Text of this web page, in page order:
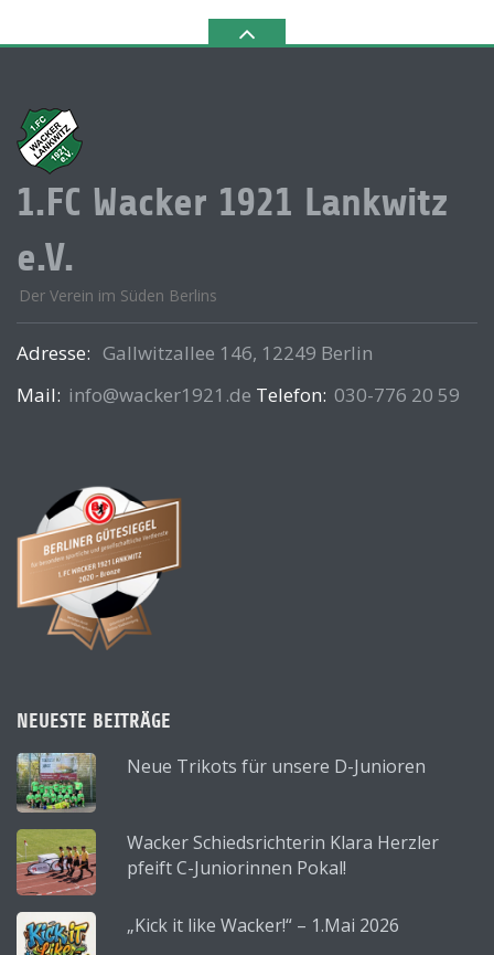
1.FC Wacker 1921 Lankwitz
e.V.
Der Verein im Süden Berlins
Adresse: Gallwitzallee 146, 12249 Berlin
Mail: info@wacker1921.de Telefon: 030-776 20 59
NEUESTE BEITRÄGE
Neue Trikots für unsere D-Junioren
Wacker Schiedsrichterin Klara Herzler
pfeift C-Juniorinnen Pokal!
„Kick it like Wacker!“ – 1.Mai 2026